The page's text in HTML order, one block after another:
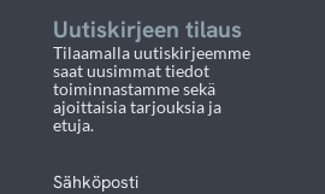
Uutiskirjeen tilaus
Tilaamalla uutiskirjeemme
saat uusimmat tiedot
toiminnastamme sekä
ajoittaisia tarjouksia ja
etuja.
Sähköposti